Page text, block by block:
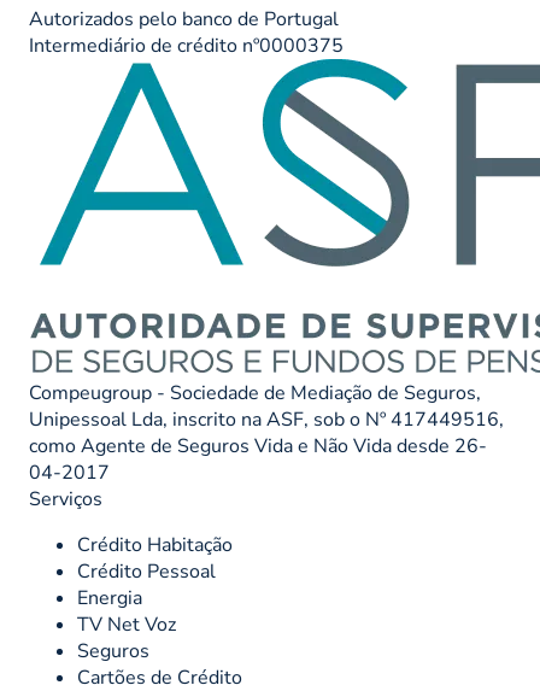
Autorizados pelo banco de Portugal
Intermediário de crédito nº0000375
Compeugroup - Sociedade de Mediação de Seguros,
Unipessoal Lda, inscrito na ASF, sob o Nº 417449516,
como Agente de Seguros Vida e Não Vida desde 26-
04-2017
Serviços
Crédito Habitação
Crédito Pessoal
Energia
TV Net Voz
Seguros
Cartões de Crédito